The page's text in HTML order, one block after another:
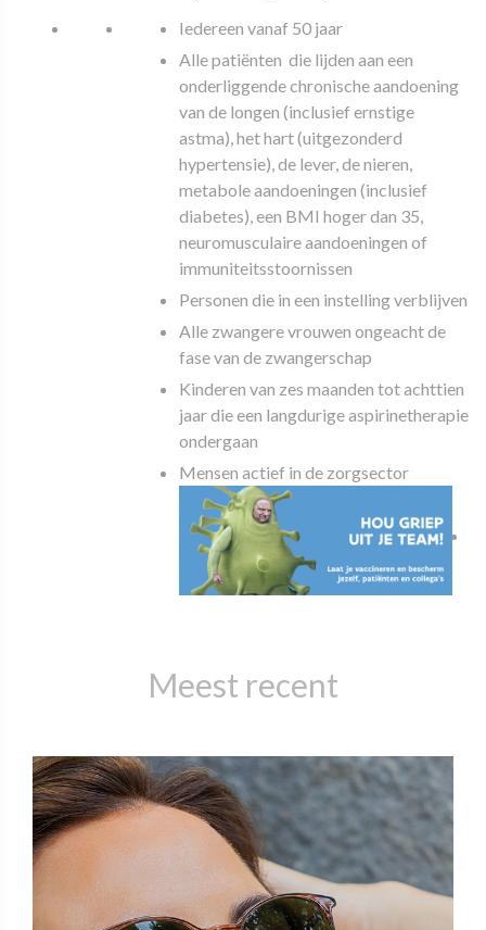
Iedereen vanaf 50 jaar
Alle patiënten die lijden aan een
onderliggende chronische aandoening
van de longen (inclusief ernstige
astma), het hart (uitgezonderd
hypertensie), de lever, de nieren,
metabole aandoeningen (inclusief
diabetes), een BMI hoger dan 35,
neuromusculaire aandoeningen of
immuniteitsstoornissen
Personen die in een instelling verblijven
Alle zwangere vrouwen ongeacht de
fase van de zwangerschap
Kinderen van zes maanden tot achttien
jaar die een langdurige aspirinetherapie
ondergaan
Mensen actief in de zorgsector
Meest recent